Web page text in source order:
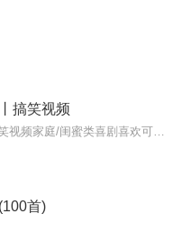
搞笑视频
首)